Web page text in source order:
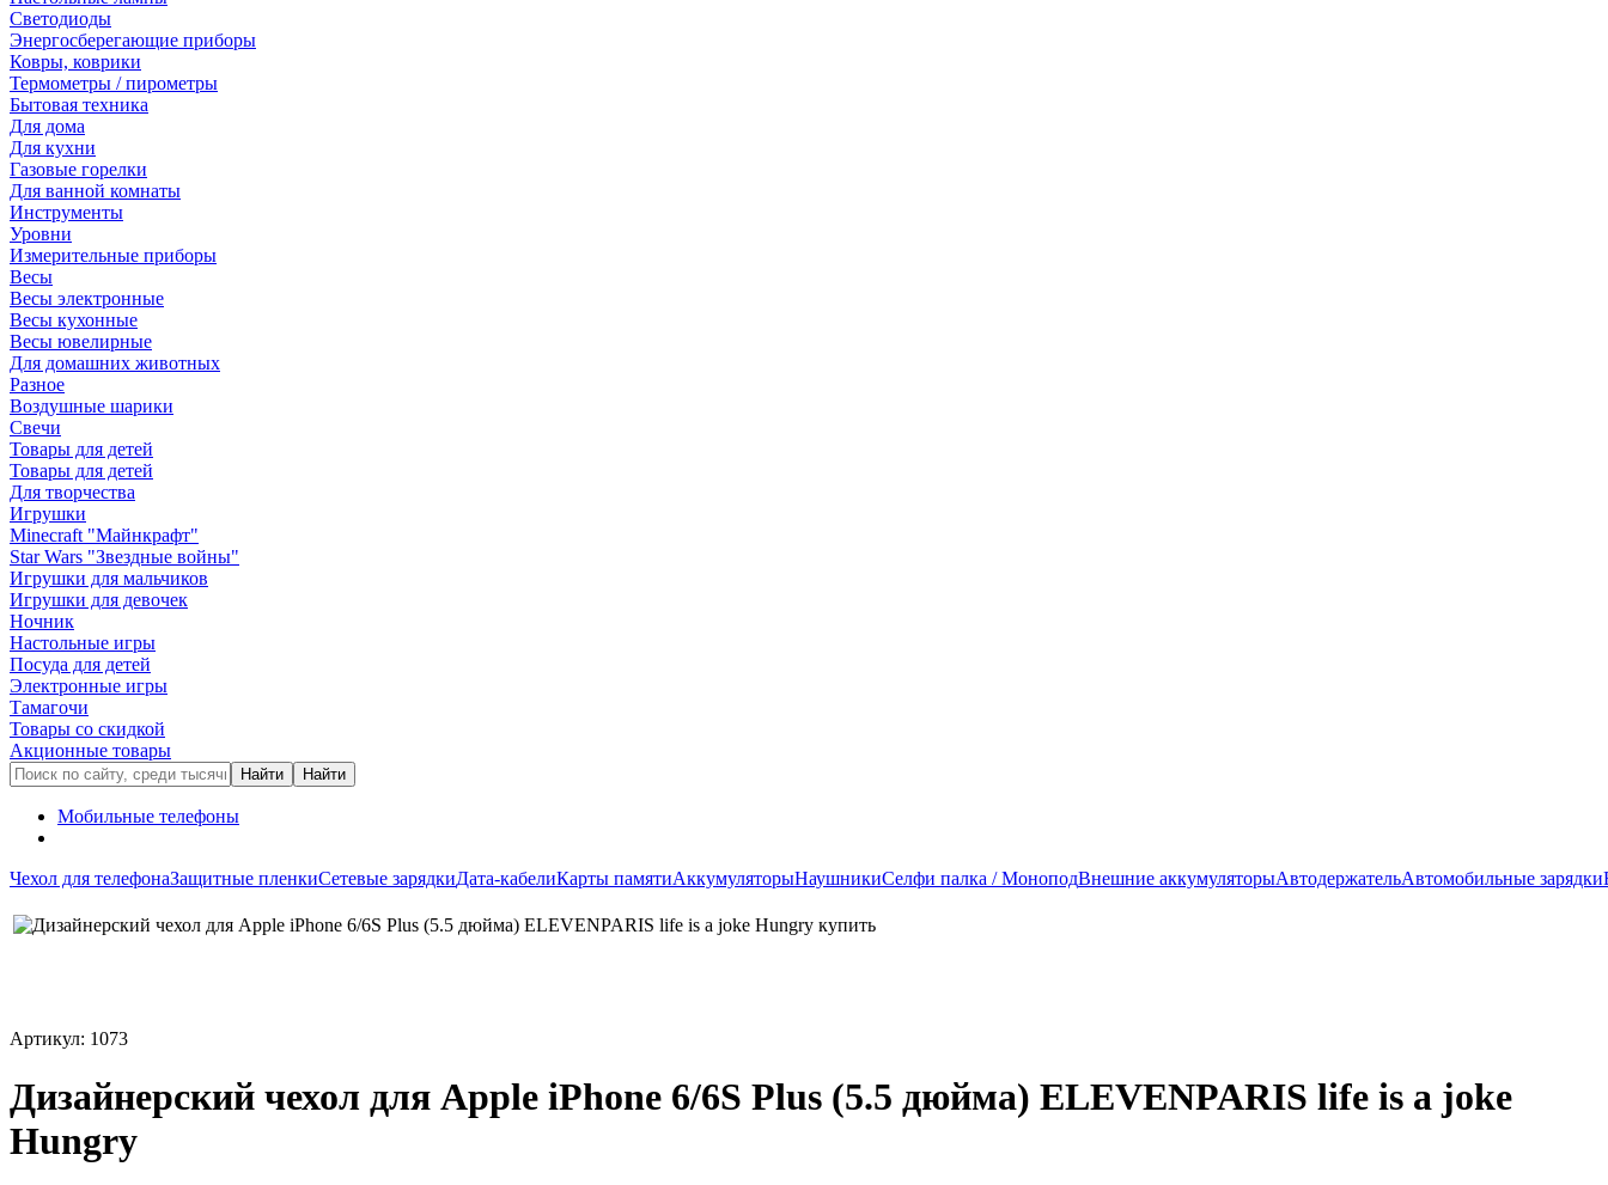
Светодиоды
Энергосберегающие приборы
Ковры, коврики
Термометры / пирометры
Бытовая техника
Для дома
Для кухни
Газовые горелки
Для ванной комнаты
Инструменты
Уровни
Измерительные приборы
Весы
Весы электронные
Весы кухонные
Весы ювелирные
Для домашних животных
Разное
Воздушные шарики
Свечи
Товары для детей
Товары для детей
Для творчества
Игрушки
Minecraft "Майнкрафт"
Star Wars "Звездные войны"
Игрушки для мальчиков
Игрушки для девочек
Ночник
Настольные игры
Посуда для детей
Электронные игры
Тамагочи
Товары со скидкой
Акционные товары
Мобильные телефоны
Чехол для телефонаЗащитные пленкиСетевые зарядкиДата-кабелиКарты памятиАккумуляторыНаушникиСелфи палка / МоноподВнешние аккумуляторыАвтодержательАвтомобильные зарядки
Артикул: 1073
Дизайнерский чехол для Apple iPhone 6/6S Plus (5.5 дюйма) ELEVENPARIS life is a joke
Hungry